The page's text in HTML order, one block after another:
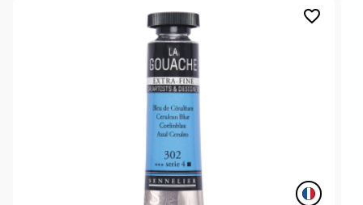
favorite_border